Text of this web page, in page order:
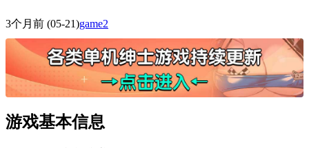
3个月前 (05-21)game2
游戏基本信息